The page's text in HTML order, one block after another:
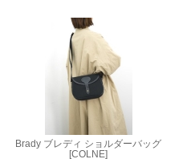
Brady ブレディ ショルダーバッグ
[COLNE]